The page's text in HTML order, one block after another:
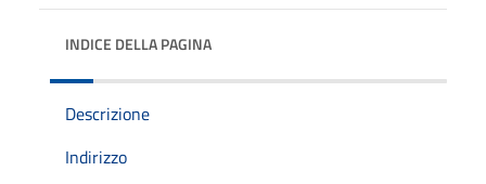
INDICE DELLA PAGINA
Descrizione
Indirizzo